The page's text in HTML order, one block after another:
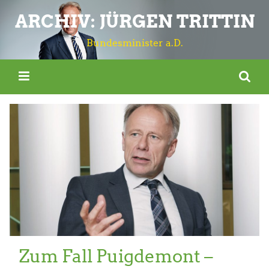
ARCHIV: JÜRGEN TRITTIN
Bundesminister a.D.
Zum Fall Puigdemont –